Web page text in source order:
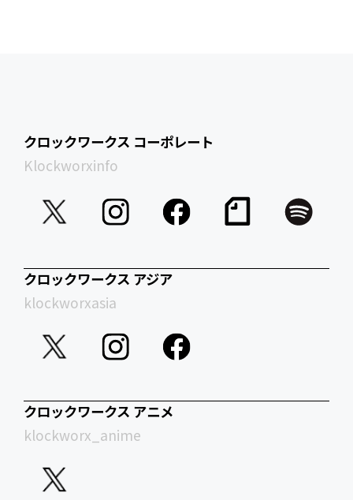
クロックワークス コーポレート
Klockworxinfo
クロックワークス アジア
klockworxasia
クロックワークス アニメ
klockworx_anime